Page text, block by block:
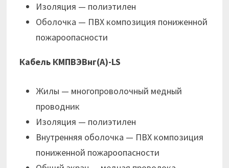
Изоляция — полиэтилен
Оболочка — ПВХ композиция пониженной
пожароопасности
Кабель КМПВЭВнг(А)-LS
Жилы — многопроволочный медный
проводник
Изоляция — полиэтилен
Внутренняя оболочка — ПВХ композиция
пониженной пожароопасности